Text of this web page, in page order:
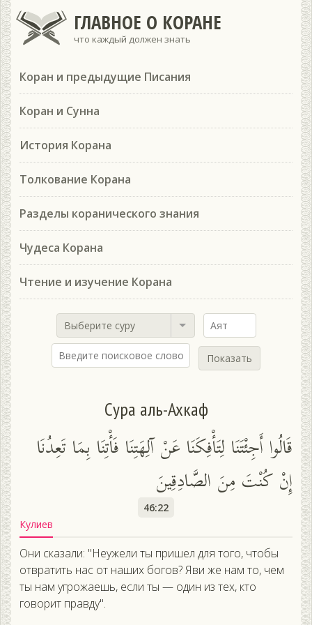
ГЛАВНОЕ О КОРАНЕ
что каждый должен знать
Коран и предыдущие Писания
Коран и Сунна
История Корана
Толкование Корана
Разделы коранического знания
Чудеса Корана
Чтение и изучение Корана
Выберите суру
Показать
Сура аль-Ахкаф
قَالُوا أَجِئْتَنَا لِتَأْفِكَنَا عَنْ آلِهَتِنَا فَأْتِنَا بِمَا تَعِدُنَا
إِنْ كُنْتَ مِنَ الصَّادِقِينَ
46:22
Кулиев
Они сказали: "Неужели ты пришел для того, чтобы
отвратить нас от наших богов? Яви же нам то, чем
ты нам угрожаешь, если ты — один из тех, кто
говорит правду".